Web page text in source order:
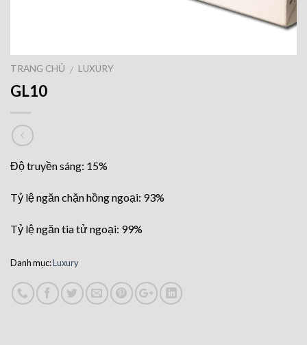
TRANG CHỦ / LUXURY
GL10
Độ truyền sáng: 15%
Tỷ lệ ngăn chặn hồng ngoại: 93%
Tỷ lệ ngăn tia tử ngoại: 99%
Danh mục:Luxury